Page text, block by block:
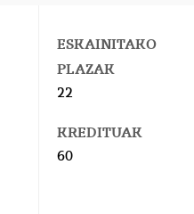
ESKAINITAKO
PLAZAK
22
KREDITUAK
60